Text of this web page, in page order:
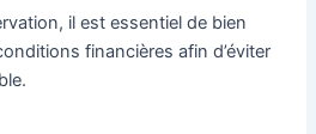
il est essentiel de bien
financières afin d’éviter